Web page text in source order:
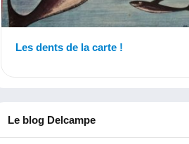
Les dents de la carte !
Le blog Delcampe